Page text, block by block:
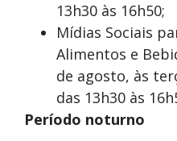
13h30 às 16h50;
Mídias Sociais
Alimentos e
de agosto, às
das 13h30 às
Período noturno